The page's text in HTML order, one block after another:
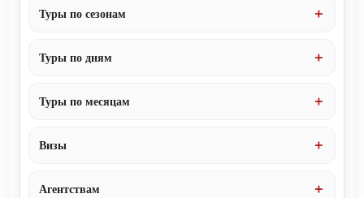
Туры по сезонам
Туры по дням
Туры по месяцам
Визы
Агентствам